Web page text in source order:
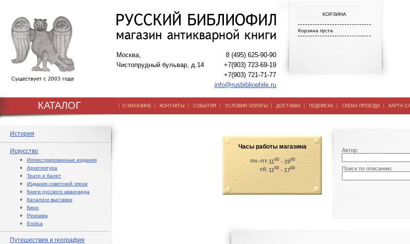
Москва,
Чистопрудный бульвар, д.14
8 (495) 625-90-90
+7(903) 723-69-19
+7(903) 721-71-77
info@rusbibliophile.ru
КОРЗИНА
Корзина пуста
КАТАЛОГ | О МАГАЗИНЕ | КОНТАКТЫ | СОБЫТИЯ | УСЛОВИЯ ОПЛАТЫ | ДОСТАВКА | ПОДПИСКА | СХЕМА ПРОЕЗДА | КАРТА
История
Искусство
♦ Иллюстрированные издания
♦ Архитектура
♦ Театр и балет
♦ Издания советской эпохи
♦ Книги русского авангарда
♦ Каталоги выставок
♦ Кино
♦ Реклама
♦ Erotica
Путешествия и география
Часы работы магазина
пн.-пт.1100 - 1900
сб.1100 - 1700
Автор:
Поиск по описанию: